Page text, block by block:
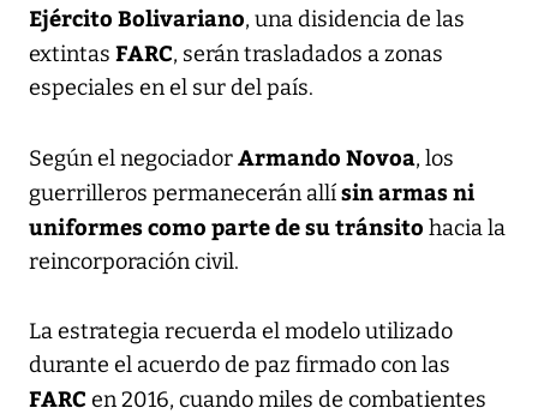
Ejército Bolivariano, una disidencia de las
extintas FARC, serán trasladados a zonas
especiales en el sur del país.
Según el negociadorArmando Novoa, los
guerrilleros permanecerán allísin armas ni
uniformes como parte de su tránsito hacia la
reincorporación civil.
La estrategia recuerda el modelo utilizado
durante el acuerdo de paz firmado con las
FARC en 2016, cuando miles de combatientes